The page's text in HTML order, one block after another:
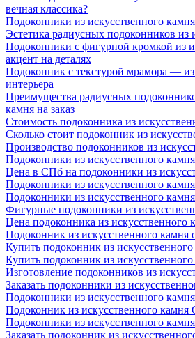
вечная классика?
Подоконники из искусственного
Эстетика радиусных подоконников из
Подоконники с фигурной кромкой из
акцент на деталях
Подоконник с текстурой мрамора —
интерьера
Преимущества радиусных
камня на заказ
Стоимость подоконника из
Сколько стоит подоконник из
Производство подоконников из
Подоконники из искусственного камня
Цена в СПб на подоконники из
Подоконники из искусственного
Подоконники из искусственного
Фигурные подоконники из
Цена подоконника из искусственного
Подоконник из искусственного камня
Купить подоконник из
Купить подоконник из
Изготовление подоконников из
Заказать подоконники из
Подоконники из искусственного
Подоконник из искусственного
Подоконники из искусственного
Заказать подоконник из